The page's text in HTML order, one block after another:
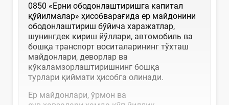
0850 «Ерни ободонлаштиришга капитал
қўйилмалар» ҳисобварағида ер майдонини
ободонлаштириш бўйича харажатлар,
шунингдек кириш йўллари, автомобиль ва
бошқа транспорт воситаларининг тўхташ
майдонлари, деворлар ва
кўкаламзорлаштиришнинг бошқа
турлари қиймати ҳисобга олинади.
Ер майдонлари, ўрмон ва